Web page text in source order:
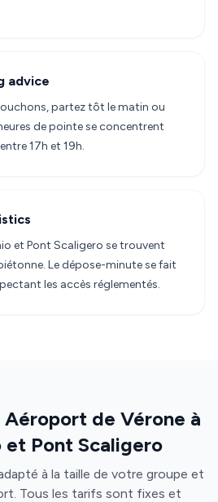
advice
partez tôt le matin ou
de pointe se concentrent
17h et 19h.
et Pont Scaligero se trouvent
Le dépose-minute se fait
les accès réglementés.
de Vérone à
et Pont Scaligero
à la taille de votre groupe et
Tous les tarifs sont fixes et